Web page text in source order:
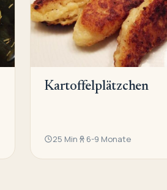
Kartoffelplätzchen
25 Min 6-9 Monate